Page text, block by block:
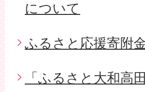
について
ふるさと応援寄附
「ふるさと大和高